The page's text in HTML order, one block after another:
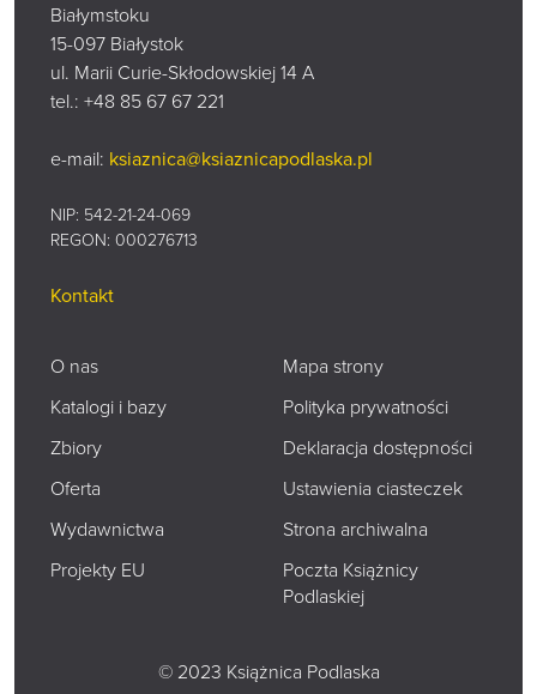
Białymstoku
15-097 Białystok
ul. Marii Curie-Skłodowskiej 14 A
tel.: +48 85 67 67 221
e-mail: ksiaznica@ksiaznicapodlaska.pl
NIP: 542-21-24-069
REGON: 000276713
Kontakt
O nas
Katalogi i bazy
Zbiory
Oferta
Wydawnictwa
Projekty EU
Mapa strony
Polityka prywatności
Deklaracja dostępności
Ustawienia ciasteczek
Strona archiwalna
Poczta Książnicy
Podlaskiej
© 2023 Książnica Podlaska